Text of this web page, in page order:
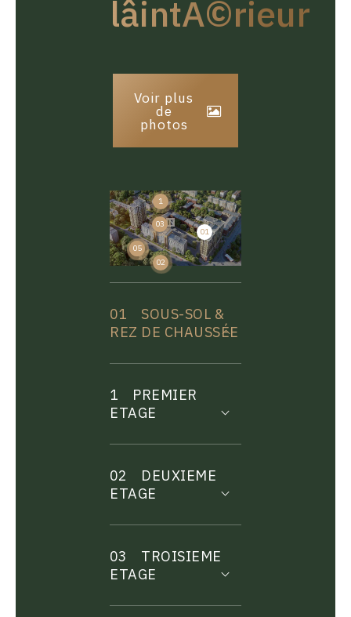
lâintÃ©rieur
Voir plus
de
photos
01
1
02
03
04
05
01
SOUS-SOL &
REZ DE CHAUSSÉE
1
PREMIER
ETAGE
02
DEUXIEME
ETAGE
03
TROISIEME
ETAGE